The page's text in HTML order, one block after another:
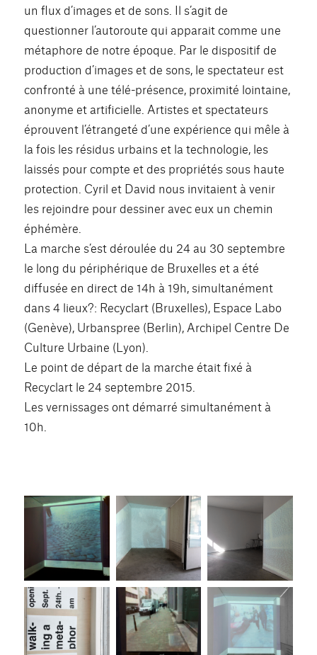
un flux d’images et de sons. Il s’agit de
questionner l’autoroute qui apparait comme une
métaphore de notre époque. Par le dispositif de
production d’images et de sons, le spectateur est
confronté à une télé-présence, proximité lointaine,
anonyme et artificielle. Artistes et spectateurs
éprouvent l’étrangeté d’une expérience qui mêle à
la fois les résidus urbains et la technologie, les
laissés pour compte et des propriétés sous haute
protection. Cyril et David nous invitaient à venir
les rejoindre pour dessiner avec eux un chemin
éphémère.
La marche s’est déroulée du 24 au 30 septembre
le long du périphérique de Bruxelles et a été
diffusée en direct de 14h à 19h, simultanément
dans 4 lieux?: Recyclart (Bruxelles), Espace Labo
(Genève), Urbanspree (Berlin), Archipel Centre De
Culture Urbaine (Lyon).
Le point de départ de la marche était fixé à
Recyclart le 24 septembre 2015.
Les vernissages ont démarré simultanément à
10h.